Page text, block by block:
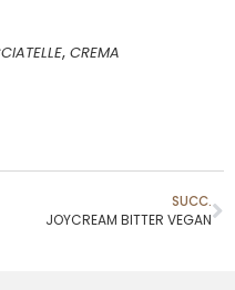
, CREMA
SUCC.
JOYCREAM BITTER VEGAN